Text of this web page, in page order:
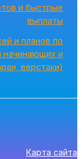
и быстрые
выплаты
и планов по
начинающих и
верстаки)
Карта сайта